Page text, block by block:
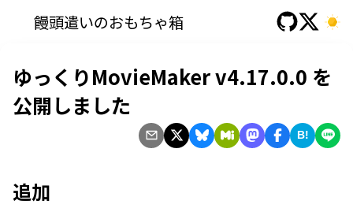
饅頭遣いのおもちゃ箱
ゆっくりMovieMaker v4.17.0.0 を
公開しました
B!
追加